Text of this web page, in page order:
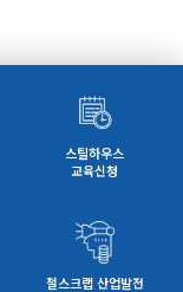
스틸하우스
교육신청
철스크랩 산업발전